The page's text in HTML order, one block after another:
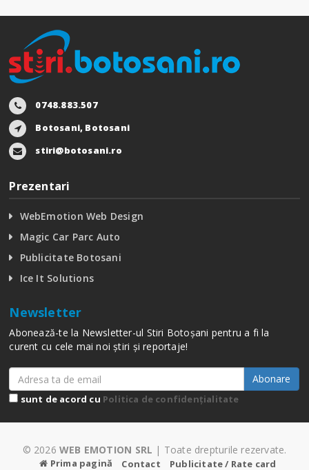
0748.883.507
Botosani, Botosani
stiri@botosani.ro
Prezentari
WebEmotion Web Design
Magic Car Parc Auto
Publicitate Botosani
Ice It Solutions
Newsletter
Abonează-te la Newsletter-ul Stiri Botoșani pentru a fi la
curent cu cele mai noi știri și reportaje!
Abonare
sunt de acord cu Politica de confidențialitate
© 2026 WEB EMOTION SRL | Toate drepturile rezervate.
Prima pagină Contact Publicitate / Rate card